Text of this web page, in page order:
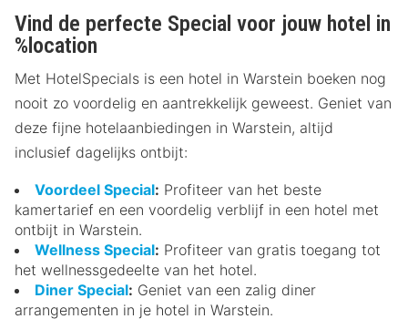
Vind de perfecte Special voor jouw hotel in
%location
Met HotelSpecials is een hotel in Warstein boeken nog
nooit zo voordelig en aantrekkelijk geweest. Geniet van
deze fijne hotelaanbiedingen in Warstein, altijd
inclusief dagelijks ontbijt:
Voordeel Special: Profiteer van het beste
kamertarief en een voordelig verblijf in een hotel met
ontbijt in Warstein.
Wellness Special: Profiteer van gratis toegang tot
het wellnessgedeelte van het hotel.
Diner Special: Geniet van een zalig diner
arrangementen in je hotel in Warstein.